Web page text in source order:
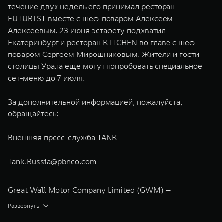
течение двух недель его принимал ресторан
FUTURIST вместе с шеф-поваром Алексеем
Алексеевым. 23 июня эстафету подхватил
Екатеринбург и ресторан KITCHEN во главе с шеф-
поваром Сергеем Мирошниковым. Жители и гости
столицы Урала еще могут попробовать специальное
сет-меню до 7 июля.
За дополнительной информацией, пожалуйста,
обращайтесь:
Внешняя пресс-служба TANK
Tank.Russia@pbnco.com
Great Wall Motor Company Limited (GWM) —
глобальный производитель внедорожников,
Развернуть